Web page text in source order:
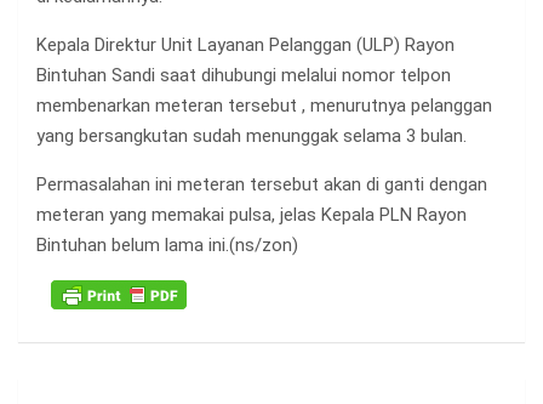
Kepala Direktur Unit Layanan Pelanggan (ULP) Rayon
Bintuhan Sandi saat dihubungi melalui nomor telpon
membenarkan meteran tersebut , menurutnya pelanggan
yang bersangkutan sudah menunggak selama 3 bulan.
Permasalahan ini meteran tersebut akan di ganti dengan
meteran yang memakai pulsa, jelas Kepala PLN Rayon
Bintuhan belum lama ini.(ns/zon)